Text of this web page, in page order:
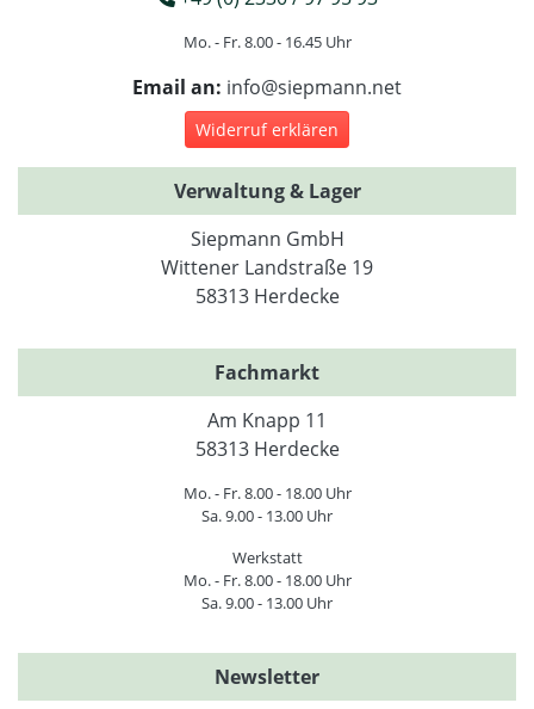
Mo. - Fr. 8.00 - 16.45 Uhr
Email an: info@siepmann.net
Widerruf erklären
Verwaltung & Lager
Siepmann GmbH
Wittener Landstraße 19
58313 Herdecke
Fachmarkt
Am Knapp 11
58313 Herdecke
Mo. - Fr. 8.00 - 18.00 Uhr
Sa. 9.00 - 13.00 Uhr
Werkstatt
Mo. - Fr. 8.00 - 18.00 Uhr
Sa. 9.00 - 13.00 Uhr
Newsletter